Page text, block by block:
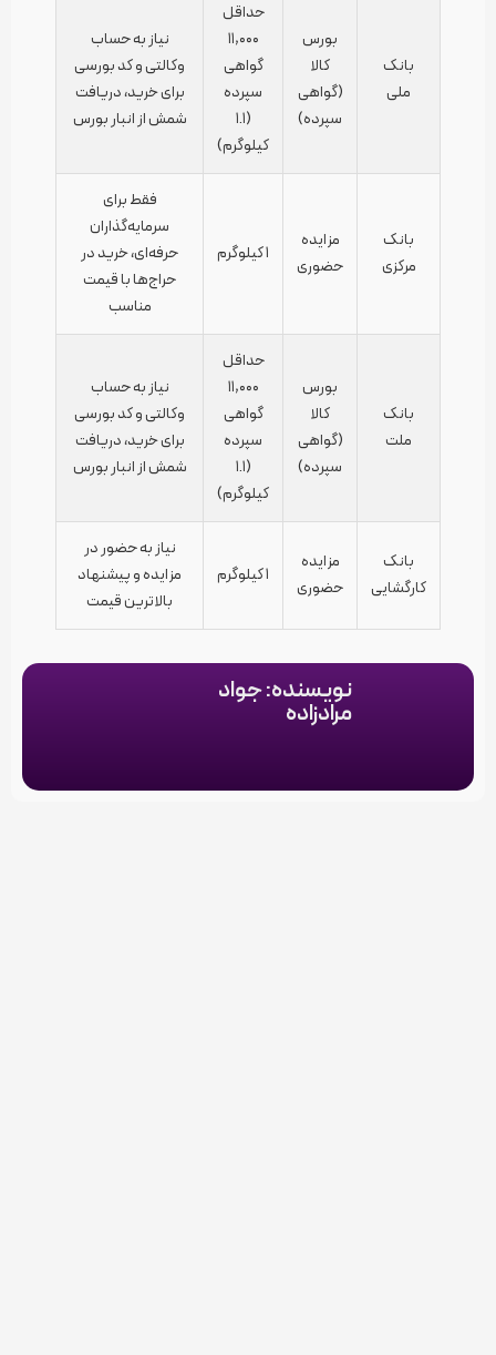
بانک
ملی
بورس
کالا
(گواهی
سپرده)
حداقل
۱۱,۰۰۰
گواهی
سپرده
(۱.۱
کیلوگرم)
نیاز به حساب
وکالتی و کد بورسی
برای خرید، دریافت
شمش از انبار بورس
بانک
مرکزی
مزایده
حضوری
۱ کیلوگرم
فقط برای
سرمایه‌گذاران
حرفه‌ای، خرید در
حراج‌ها با قیمت
مناسب
بانک
ملت
بورس
کالا
(گواهی
سپرده)
حداقل
۱۱,۰۰۰
گواهی
سپرده
(۱.۱
کیلوگرم)
نیاز به حساب
وکالتی و کد بورسی
برای خرید، دریافت
شمش از انبار بورس
بانک
کارگشایی
مزایده
حضوری
۱ کیلوگرم
نیاز به حضور در
مزایده و پیشنهاد
بالاترین قیمت
نویسنده: جواد
مرادزاده